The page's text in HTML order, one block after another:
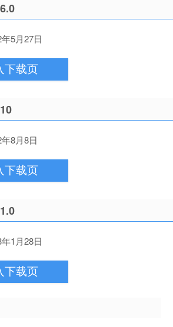
5月27日
下载页
8月8日
下载页
1月28日
下载页